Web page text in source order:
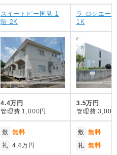
スイートピー国見 1
階 2K
ラ ロシエー
1K
4.4万円
管理費 1,000円
3.5万円
管理費 3,000
敷 無料
礼 4.4万円
敷 無料
礼 無料